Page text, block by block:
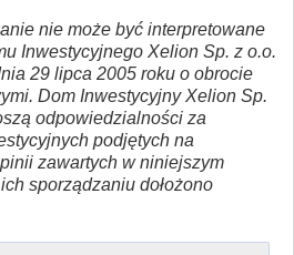
nie może być interpretowane
Inwestycyjnego Xelion Sp. z o.o.
29 lipca 2005 roku o obrocie
Dom Inwestycyjny Xelion Sp.
odpowiedzialności za
podjętych na
zawartych w niniejszym
sporządzaniu dołożono